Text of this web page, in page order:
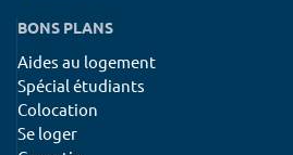
BONS PLANS
Aides au logement
Spécial étudiants
Colocation
Se loger